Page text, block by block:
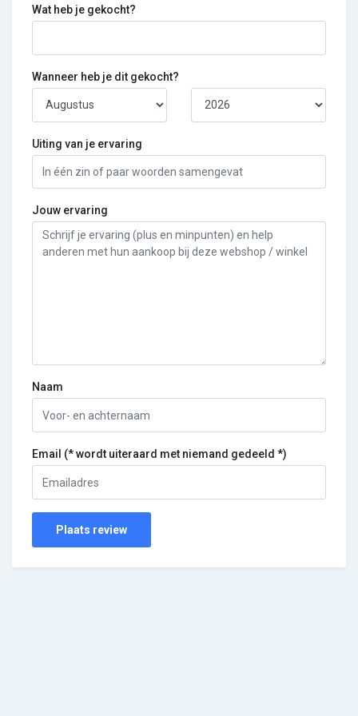
Wat heb je gekocht?
Wanneer heb je dit gekocht?
Uiting van je ervaring
Jouw ervaring
Naam
Email (* wordt uiteraard met niemand gedeeld *)
Plaats review